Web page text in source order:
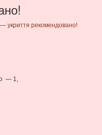
укриття рекомендовано!
— 1,